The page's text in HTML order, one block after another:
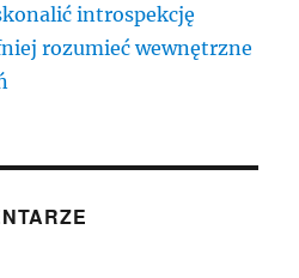
introspekcję
rozumieć wewnętrzne